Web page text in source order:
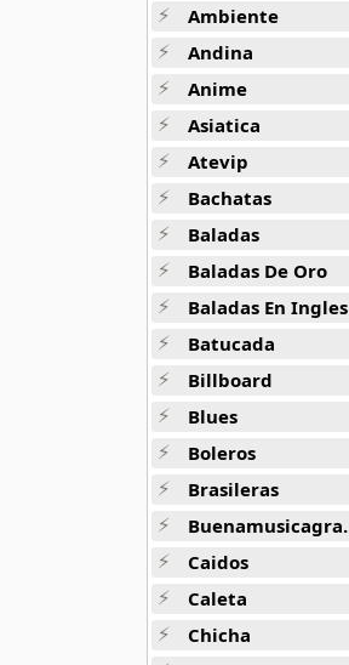
Avril Lavigne
70 músicas online
Babasonicos
76 músicas online
Badly Drawn Boy
9 músicas online
Barricada
4 músicas online
Blessthefall
13 músicas online
Blink 182
34 músicas online
26 músicas online
Bright Eyes
Ambiente
Andina
Anime
Asiatica
Atevip
Bachatas
Baladas
Baladas De Oro
Baladas En Ingles
Batucada
Billboard
Blues
Boleros
Brasileras
Buenamusicagratis
Caidos
Caleta
Chicha